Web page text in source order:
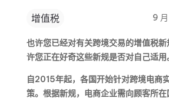
增值税 9
也许您已经对有关跨境交易的增值税
许您正在好奇这些新规是否对自己适用
自2015年起，各国开始针对跨境电商
策。根据新规，电商企业需向顾客所在